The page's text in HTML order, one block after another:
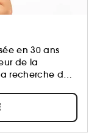
en 30 ans
de la
recherche de
à la force de la